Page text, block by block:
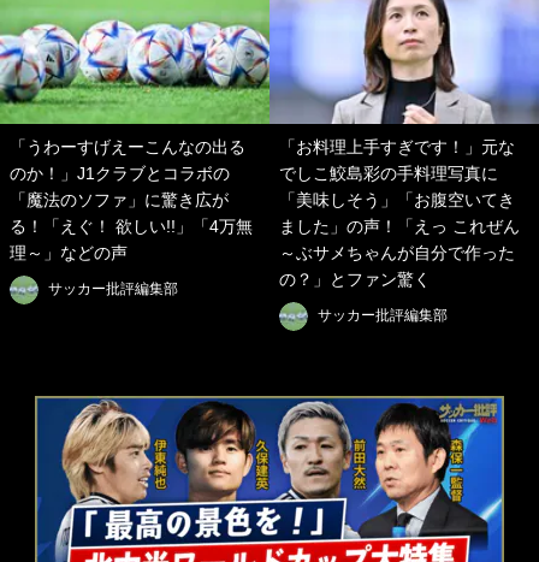
「うわーすげえーこんなの出る
のか！」J1クラブとコラボの
「魔法のソファ」に驚き広が
る！「えぐ！ 欲しい!!」「4万無
理～」などの声
サッカー批評編集部
「お料理上手すぎです！」元な
でしこ鮫島彩の手料理写真に
「美味しそう」「お腹空いてき
ました」の声！「えっ これぜん
～ぶサメちゃんが自分で作った
の？」とファン驚く
サッカー批評編集部